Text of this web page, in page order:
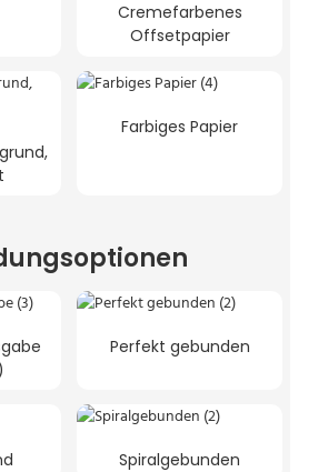
Cremefarbenes
Offsetpapier
Farbiges Papier
Perfekt gebunden
Spiralgebunden